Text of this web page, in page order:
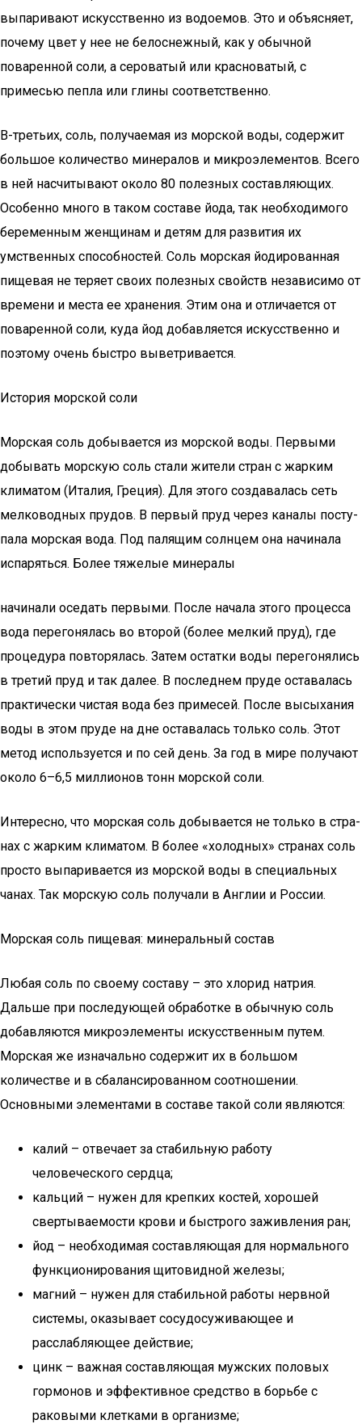
выпаривают искусственно из водоемов. Это и объясняет,
почему цвет у нее не белоснежный, как у обычной
поваренной соли, а сероватый или красноватый, с
примесью пепла или глины соответственно.
В-третьих, соль, получаемая из морской воды, содержит
большое количество минералов и микроэлементов. Всего
в ней насчитывают около 80 полезных составляющих.
Особенно много в таком составе йода, так необходимого
беременным женщинам и детям для развития их
умственных способностей. Соль морская йодированная
пищевая не теряет своих полезных свойств независимо от
времени и места ее хранения. Этим она и отличается от
поваренной соли, куда йод добавляется искусственно и
поэтому очень быстро выветривается.
История морской соли
Мор­ская соль добы­ва­ет­ся из мор­ской воды. Пер­вы­ми
добы­вать мор­скую соль ста­ли жите­ли стран с жар­ким
кли­ма­том (Ита­лия, Гре­ция). Для это­го созда­ва­лась сеть
мел­ко­вод­ных пру­дов. В пер­вый пруд через кана­лы посту­
па­ла мор­ская вода. Под паля­щим солн­цем она начи­на­ла
испа­рять­ся. Более тяже­лые мине­ра­лы
начи­на­ли осе­дать пер­вы­ми. После нача­ла это­го про­цес­са
вода пере­го­ня­лась во вто­рой (более мел­кий пруд), где
про­це­ду­ра повто­ря­лась. Затем остат­ки воды пере­го­ня­лись
в тре­тий пруд и так далее. В послед­нем пру­де оста­ва­лась
прак­ти­че­ски чистая вода без при­ме­сей. После высы­ха­ния
воды в этом пру­де на дне оста­ва­лась толь­ко соль. Этот
метод исполь­зу­ет­ся и по сей день. За год в мире полу­ча­ют
око­ло 6–6,5 мил­ли­о­нов тонн мор­ской соли.
Инте­рес­но, что мор­ская соль добы­ва­ет­ся не толь­ко в стра­
нах с жар­ким кли­ма­том. В более «холод­ных» стра­нах соль
про­сто выпа­ри­ва­ет­ся из мор­ской воды в спе­ци­аль­ных
чанах. Так мор­скую соль полу­ча­ли в Англии и России.
Морская соль пищевая: минеральный состав
Любая соль по своему составу – это хлорид натрия.
Дальше при последующей обработке в обычную соль
добавляются микроэлементы искусственным путем.
Морская же изначально содержит их в большом
количестве и в сбалансированном соотношении.
Основными элементами в составе такой соли являются:
калий – отвечает за стабильную работу
человеческого сердца;
кальций – нужен для крепких костей, хорошей
свертываемости крови и быстрого заживления ран;
йод – необходимая составляющая для нормального
функционирования щитовидной железы;
магний – нужен для стабильной работы нервной
системы, оказывает сосудосуживающее и
расслабляющее действие;
цинк – важная составляющая мужских половых
гормонов и эффективное средство в борьбе с
раковыми клетками в организме;